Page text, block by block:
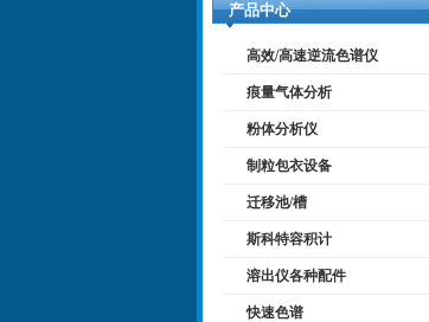
产品中心
高效/高速逆流色谱仪
痕量气体分析
粉体分析仪
制粒包衣设备
迁移池/槽
斯科特容积计
溶出仪各种配件
快速色谱